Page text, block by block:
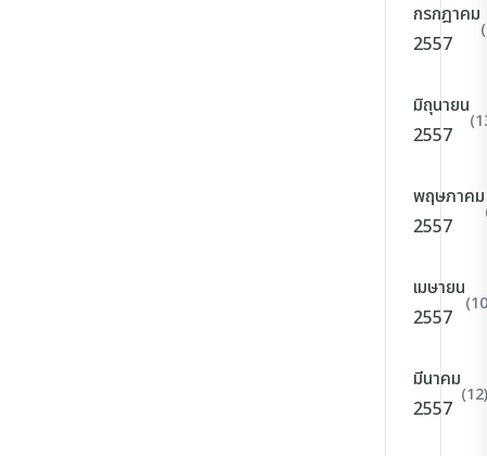
กรกฎาคม
2557
มิถุนายน
2557
พฤษภาคม
2557
เมษายน
2557
มีนาคม
2557
(12)